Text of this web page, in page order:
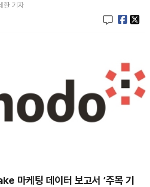
환 기자
마케팅 데이터 보고서 ‘주목 기